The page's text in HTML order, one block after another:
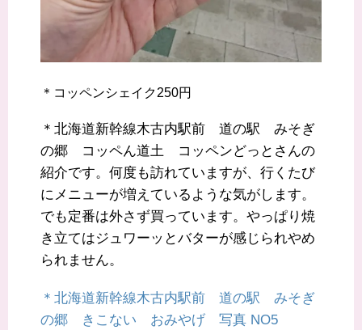
＊コッペンシェイク250円
＊北海道新幹線木古内駅前 道の駅 みそぎ
の郷 コッペん道土 コッペンどっとさんの
紹介です。何度も訪れていますが、行くたび
にメニューが増えているような気がします。
でも定番は外さず買っています。やっぱり焼
き立てはジュワーッとバターが感じられやめ
られません。
＊北海道新幹線木古内駅前 道の駅 みそぎ
の郷 きこない おみやげ 写真 NO5